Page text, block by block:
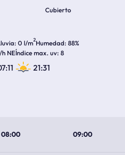
Cubierto
0 l/m2Humedad 88%
NEÍndice max. uv 8
21:31
08:00 09:00